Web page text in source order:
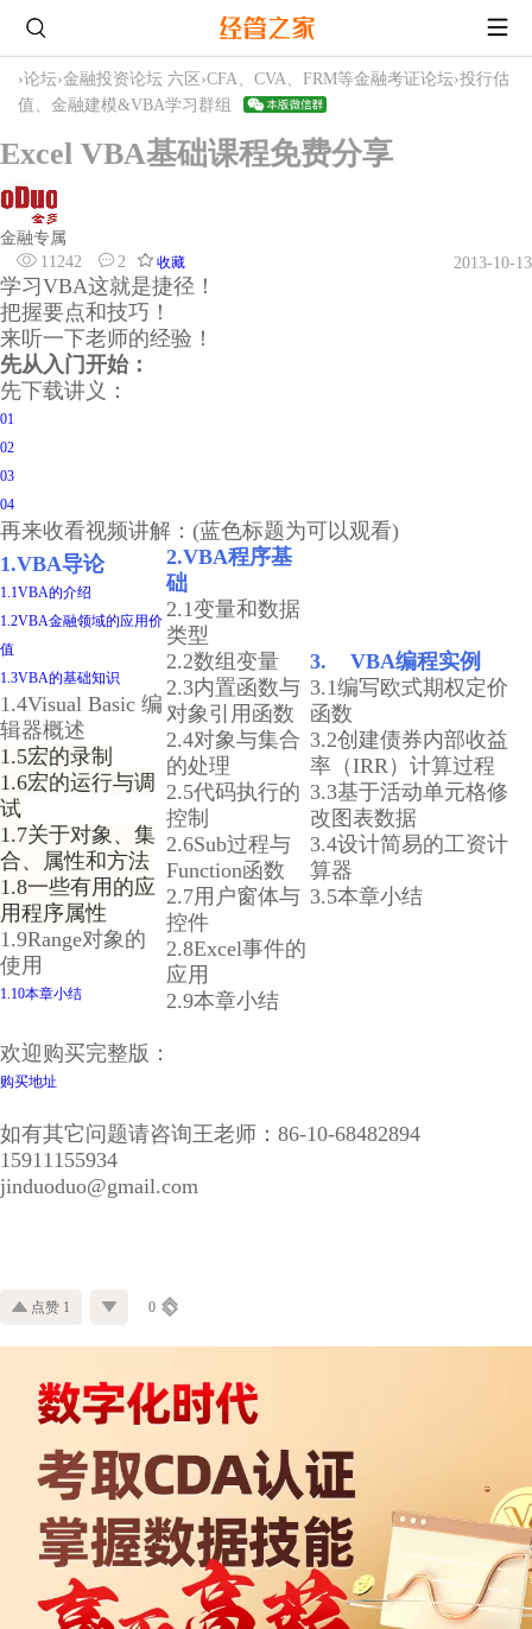
›论坛›金融投资论坛 六区 ›CFA、CVA、FRM等金融考证论坛›投行估
值、金融建模&VBA学习群组
Excel VBA基础课程免费分享
金融专属
11242
2 收藏 2013-10-13
学习VBA这就是捷径！
把握要点和技巧！
来听一下老师的经验！
先从入门开始：
先下载讲义：
01
02
03
04
再来收看视频讲解：(蓝色标题为可以观看)
1.VBA导论
1.1VBA的介绍
1.2VBA金融领域的应用价
值
1.3VBA的基础知识
1.4Visual Basic 编
辑器概述
1.5宏的录制
1.6宏的运行与调
试
1.7关于对象、集
合、属性和方法
1.8一些有用的应
用程序属性
1.9Range对象的
使用
1.10本章小结
2.VBA程序基
础
2.1变量和数据
类型
2.2数组变量
2.3内置函数与
对象引用函数
2.4对象与集合
的处理
2.5代码执行的
控制
2.6Sub过程与
Function函数
2.7用户窗体与
控件
2.8Excel事件的
应用
2.9本章小结
3. VBA编程实例
3.1编写欧式期权定价
函数
3.2创建债券内部收益
率（IRR）计算过程
3.3基于活动单元格修
改图表数据
3.4设计简易的工资计
算器
3.5本章小结
欢迎购买完整版：
购买地址
如有其它问题请咨询王老师：86-10-68482894
15911155934
jinduoduo@gmail.com
点赞 1 0